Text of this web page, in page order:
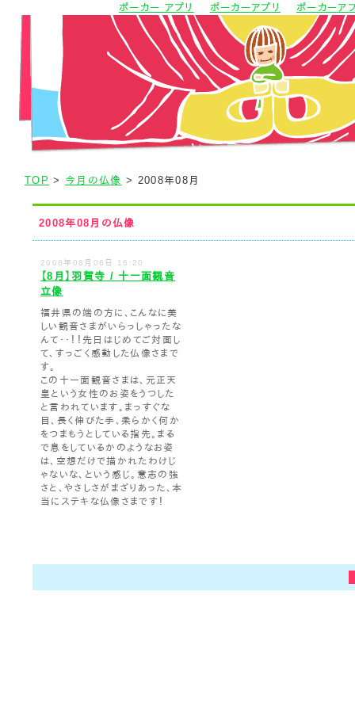
ポーカー アプリ ポーカーアプリ ポーカーア
TOP > 今月の仏像 > 2008年08月
2008年08月の仏像
2008年08月06日 16:20
【8月】羽賀寺 / 十一面観音
立像
福井県の端の方に、こんなに美
しい観音さまがいらっしゃったな
んて・・！！先日はじめてご対面し
て、すっごく感動した仏像さまで
す。
この十一面観音さまは、元正天
皇という女性のお姿をうつした
と言われています。まっすぐな
目、長く伸びた手、柔らかく何か
をつまもうとしている指先。まる
で息をしているかのようなお姿
は、空想だけで描かれたわけじ
ゃないな、という感じ。意志の強
さと、やさしさがまざりあった、本
当にステキな仏像さまです！